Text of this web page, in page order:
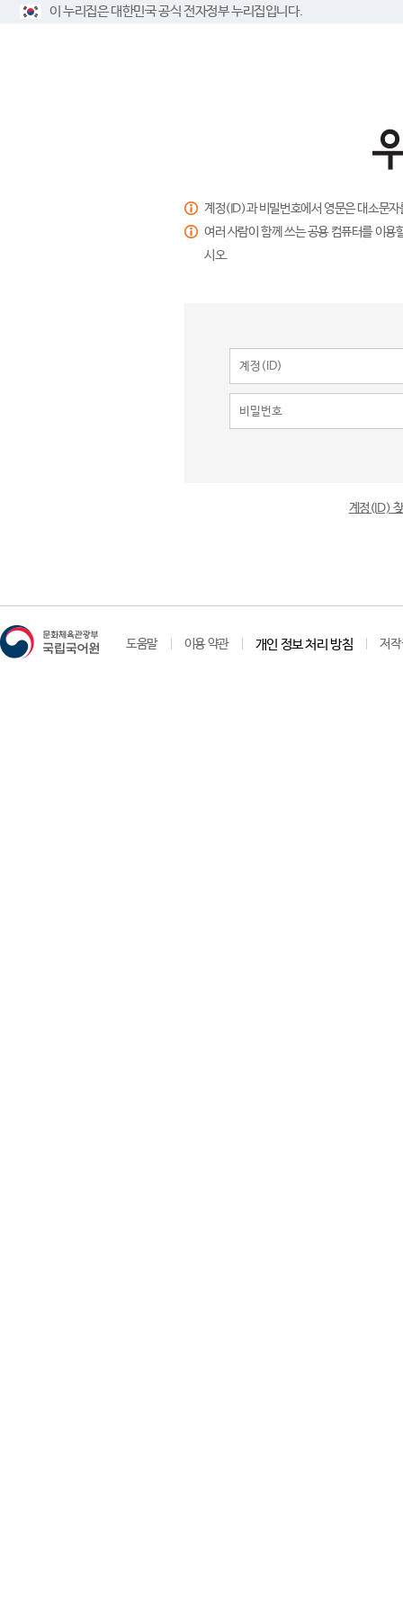
이 누리집은 대한민국 공식 전자정부 누리집입니다.
계정(ID)과 비밀번호에서 영문은 대소문
여러 사람이 함께 쓰는 공용 컴퓨터를 이
시오.
계정(ID)
도움말 이용 약관 개인 정보 처리 방침 저